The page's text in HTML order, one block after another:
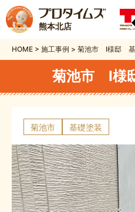
熊本北店
HOME > 施工事例 > 菊池市 I様邸 基
菊池市 I様
菊池市 基礎塗装